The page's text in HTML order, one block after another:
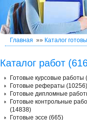
Главная »» Каталог
Каталог работ
Готовые курсовые работы
Готовые рефераты (10256)
Готовые дипломные
Готовые контрольные
(14838)
Готовые эссе (665)